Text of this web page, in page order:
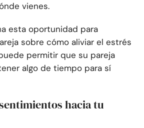
vienes.
esta oportunidad para
sobre cómo aliviar el estrés
permitir que su pareja
algo de tiempo para sí
hacia tu